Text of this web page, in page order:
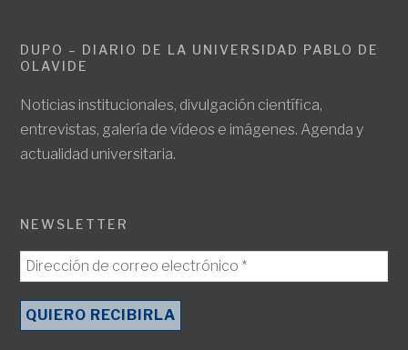
DUPO – DIARIO DE LA UNIVERSIDAD PABLO DE
OLAVIDE
Noticias institucionales, divulgación científica,
entrevistas, galería de vídeos e imágenes. Agenda y
actualidad universitaria.
NEWSLETTER